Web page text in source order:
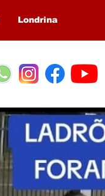
Londrina